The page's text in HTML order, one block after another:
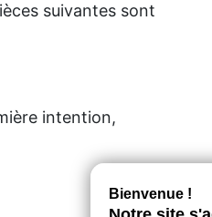
suivantes sont
intention,